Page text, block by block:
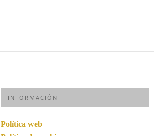
INFORMACIÓN
Política web